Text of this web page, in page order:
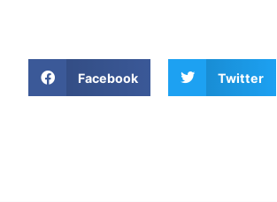
Facebook Twitter